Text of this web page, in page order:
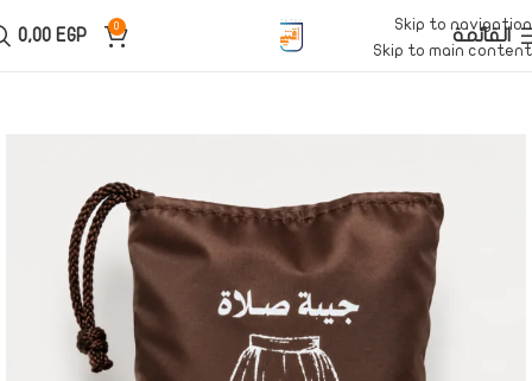
Skip to navigation
Skip to main content
القائمة 0
0,00 EGP